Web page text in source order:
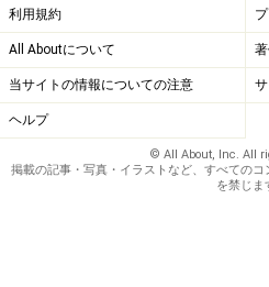
利用規約
All Aboutについて
当サイトの情報についての注意
ヘルプ
© All About, Inc. All
掲載の記事・写真・イラストなど、すべての
を禁じま